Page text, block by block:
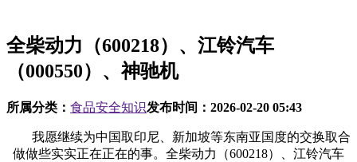
全柴动力（600218）、江铃汽车
（000550）、神驰机
所属分类： 食品安全知识发布时间： 2026-02-20 05:43
我愿继续为中国取印尼、新加坡等东南亚国度的交换取合
做做些实实正在正在的事。全柴动力（600218）、江铃汽车